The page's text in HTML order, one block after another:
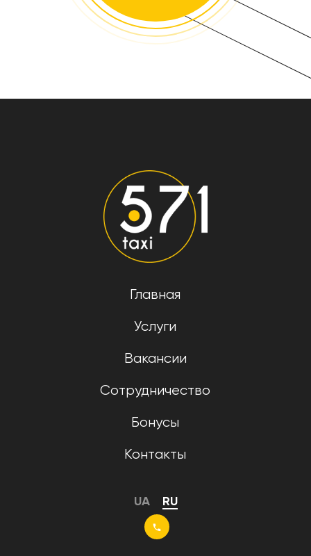
Главная
Услуги
Вакансии
Сотрудничество
Бонусы
Контакты
UA RU